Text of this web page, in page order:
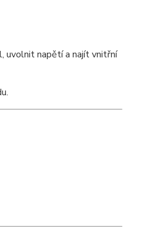
uvolnit napětí a najít vnitřní